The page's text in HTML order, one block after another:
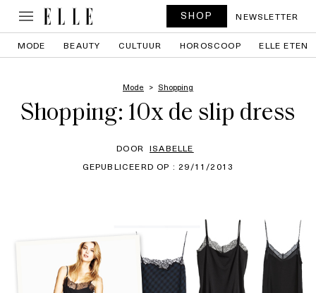
SHOP NEWSLETTER
MODE BEAUTY CULTUUR HOROSCOOP ELLE ETEN
Mode Shopping
Shopping: 10x de slip dress
DOOR ISABELLE
GEPUBLICEERD OP : 29/11/2013